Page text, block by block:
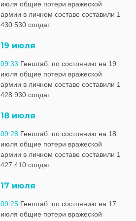
июля общие потери вражеской
армии в личном составе составили 1
430 530 солдат
19 июля
09:33 Генштаб: по состоянию на 19
июля общие потери вражеской
армии в личном составе составили 1
428 930 солдат
18 июля
09:28 Генштаб: по состоянию на 18
июля общие потери вражеской
армии в личном составе составили 1
427 410 солдат
17 июля
09:25 Генштаб: по состоянию на 17
июля общие потери вражеской